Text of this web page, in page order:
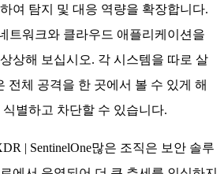
여 탐지 및 대응 역량을 확장합니다.
트워크와 클라우드 애플리케이션을
상해 보십시오. 각 시스템을 따로 살
전체 공격을 한 곳에서 볼 수 있게 해
별하고 차단할 수 있습니다.
많은 조직은 보안 솔루